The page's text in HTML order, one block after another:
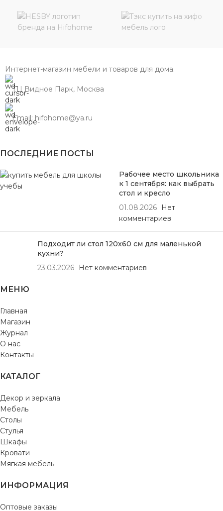
Интернет-магазин мебели и товаров для дома.
ТЦ Видное Парк, Москва
Email: hifohome@ya.ru
ПОСЛЕДНИЕ ПОСТЫ
Рабочее место школьника
к 1 сентября: как выбрать
стол и кресло
01.08.2026
Нет
комментариев
Подходит ли стол 120х60 см для маленькой
кухни?
23.03.2026
Нет комментариев
МЕНЮ
Главная
Магазин
Журнал
О нас
Контакты
КАТАЛОГ
Декор и зеркала
Мебель
Столы
Стулья
Шкафы
Кровати
Мягкая мебель
ИНФОРМАЦИЯ
Оптовые заказы